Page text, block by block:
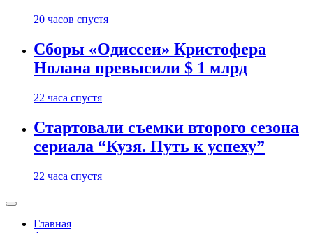
20 часов спустя
Сборы «Одиссеи» Кристофера
Нолана превысили $ 1 млрд
22 часа спустя
Стартовали съемки второго сезона
сериала “Кузя. Путь к успеху”
22 часа спустя
Главная